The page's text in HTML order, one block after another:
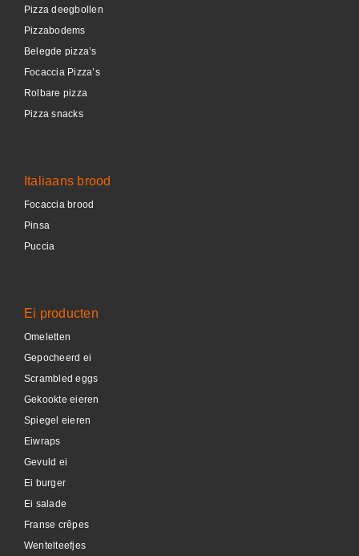
Pizza deegbollen
Pizzabodems
Belegde pizza’s
Focaccia Pizza’s
Rolbare pizza
Pizza snacks
Italiaans brood
Focaccia brood
Pinsa
Puccia
Ei producten
Omeletten
Gepocheerd ei
Scrambled eggs
Gekookte eieren
Spiegel eieren
Eiwraps
Gevuld ei
Ei burger
Ei salade
Franse crêpes
Wentelteefjes